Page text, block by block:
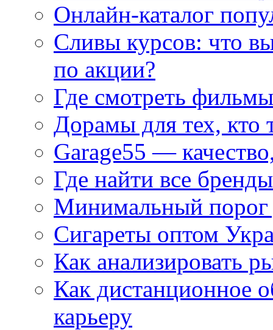
Онлайн-каталог
Сливы курсов: что
по акции?
Где смотреть
Дорамы для тех, кто
Garage55 —
Где найти все
Минимальный порог
Сигареты оптом
Как анализировать
Как дистанционное
карьеру